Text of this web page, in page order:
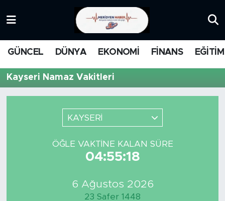
GÜNCEL DÜNYA EKONOMİ FİNANS EĞİTİM
Kayseri Namaz Vakitleri
KAYSERİ
ÖĞLE VAKTINE KALAN SÜRE
04:55:18
6 Ağustos 2026
23 Safer 1448
MANŞET
FİNANS
İstanbul Namaz Vakitleri
Trafik Durumu
Süper Lig Puan Durumu ve Fikstür
Son Dakika Haberleri